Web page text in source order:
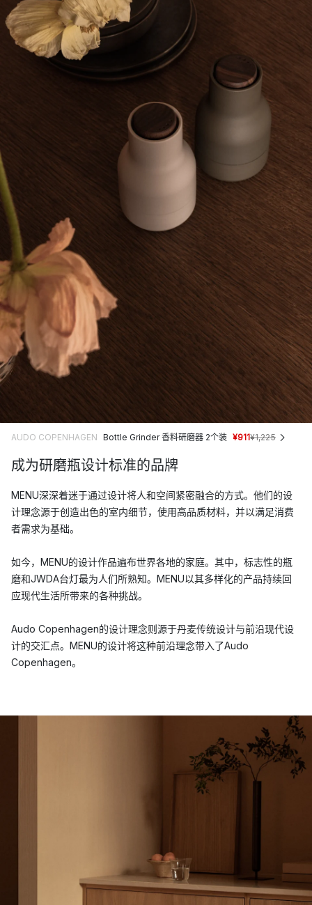
AUDO COPENHAGEN Bottle Grinder 香料研磨器 2个装 ¥911¥1,225
成为研磨瓶设计标准的品牌
MENU深深着迷于通过设计将人和空间紧密融合的方式。他们的设
计理念源于创造出色的室内细节，使用高品质材料，并以满足消费
者需求为基础。
如今，MENU的设计作品遍布世界各地的家庭。其中，标志性的瓶
磨和JWDA台灯最为人们所熟知。MENU以其多样化的产品持续回
应现代生活所带来的各种挑战。
Audo Copenhagen的设计理念则源于丹麦传统设计与前沿现代设
计的交汇点。MENU的设计将这种前沿理念带入了Audo
Copenhagen。